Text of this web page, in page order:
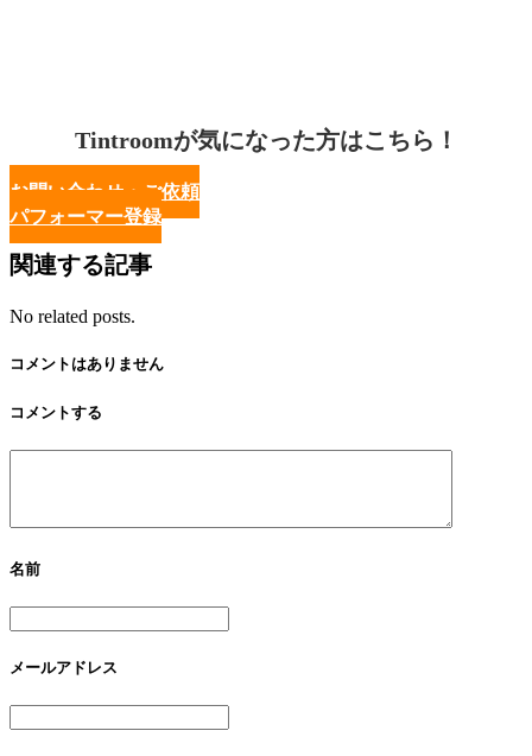
Tintroomが気になった方はこちら！
お問い合わせ・ご依頼
パフォーマー登録
関連する記事
No related posts.
コメントはありません
コメントする
名前
メールアドレス